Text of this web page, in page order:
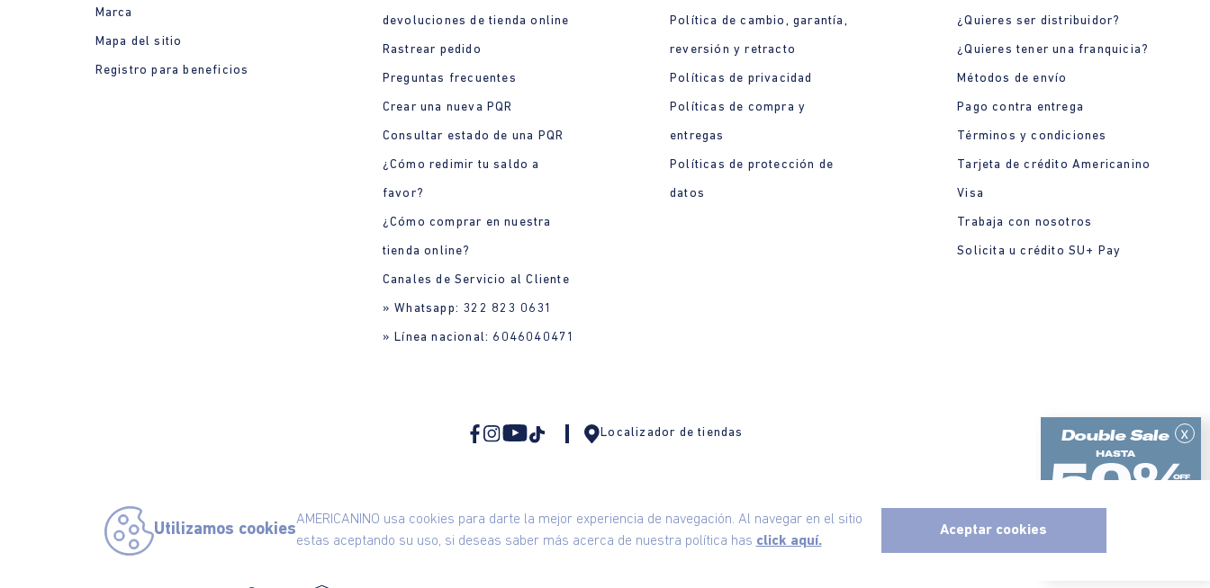
x
Utilizamos cookies
AMERICANINO usa cookies para darte la mejor experiencia de navegación. Al navegar en el sitio
estas aceptando su uso, si deseas saber más acerca de nuestra política has click aquí.
Aceptar cookies
Marca
Mapa del sitio
Registro para beneficios
devoluciones de tienda online
Rastrear pedido
Preguntas frecuentes
Crear una nueva PQR
Consultar estado de una PQR
¿Cómo redimir tu saldo a
favor?
¿Cómo comprar en nuestra
tienda online?
Canales de Servicio al Cliente
» Whatsapp: 322 823 0631
» Línea nacional: 6046040471
Política de cambio, garantía,
reversión y retracto
Políticas de privacidad
Políticas de compra y
entregas
Políticas de protección de
datos
¿Quieres ser distribuidor?
¿Quieres tener una franquicia?
Métodos de envío
Pago contra entrega
Términos y condiciones
Tarjeta de crédito Americanino
Visa
Trabaja con nosotros
Solicita u crédito SU+ Pay
Localizador de tiendas